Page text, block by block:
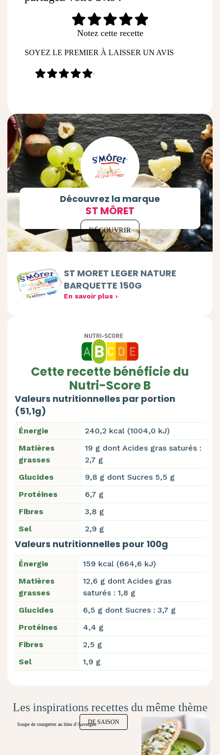
Notez cette recette
SOYEZ LE PREMIER À LAISSER UN AVIS
-
Découvrez la marque
ST MÔRET
DÉCOUVRIR
ST MORET LEGER NATURE
BARQUETTE 150G
En savoir plus
Cette recette bénéficie du
Nutri-Score B
Valeurs nutritionnelles par portion
(51,1g)
Énergie
240,2 kcal (1004,0 kJ)
Matières
grasses
19 g dont Acides gras saturés :
2,7 g
Glucides
9,8 g dont Sucres 5,5 g
Protéines
6,7 g
Fibres
3,8 g
Sel
2,9 g
Valeurs nutritionnelles pour 100g
Énergie
159 kcal (664,6 kJ)
Matières
grasses
12,6 g dont Acides gras
saturés : 1,8 g
Glucides
6,5 g dont Sucres : 3,7 g
Protéines
4,4 g
Fibres
2,5 g
Sel
1,9 g
Les inspirations recettes du même thème
DE SAISON
Soupe de courgettes au bleu d’Auvergne